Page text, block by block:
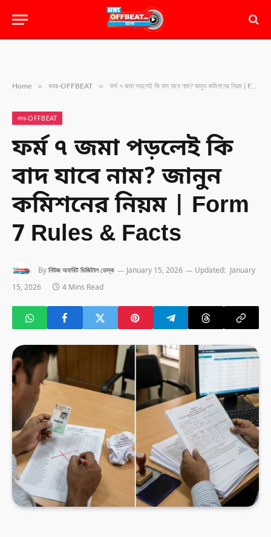
Home » খবর-OFFBEAT » ফর্ম ৭ জমা পড়লেই কি বাদ যাবে নাম? জানুন কমিশনের নিয়ম | Form 7 Rules & Facts
খবর-OFFBEAT
ফর্ম ৭ জমা পড়লেই কি
বাদ যাবে নাম? জানুন
কমিশনের নিয়ম | Form
7 Rules & Facts
Byনিউজ অফবিট ডিজিটাল ডেস্ক January 15, 2026 Updated: January
15, 2026
4 Mins Read